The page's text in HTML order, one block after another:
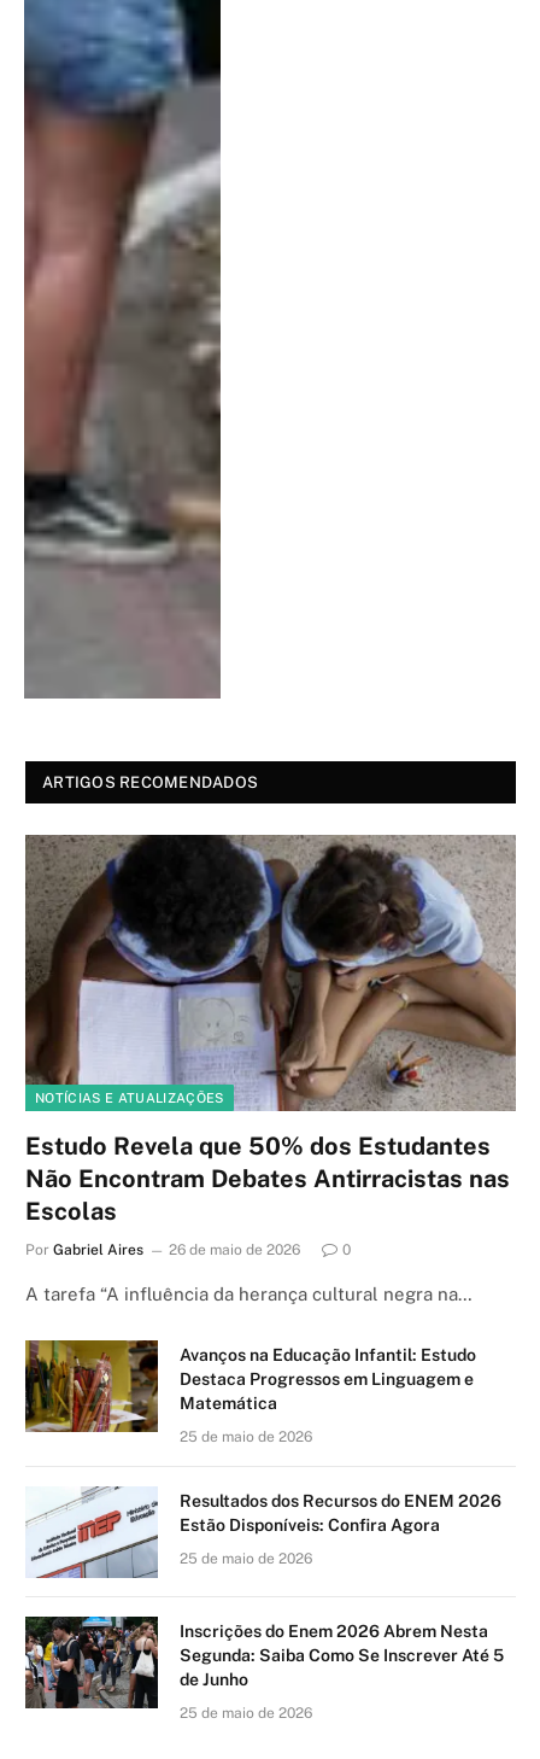
ARTIGOS RECOMENDADOS
NOTÍCIAS E ATUALIZAÇÕES
Estudo Revela que 50% dos Estudantes
Não Encontram Debates Antirracistas nas
Escolas
Por Gabriel Aires 26 de maio de 2026 0
A tarefa “A influência da herança cultural negra na…
Avanços na Educação Infantil: Estudo
Destaca Progressos em Linguagem e
Matemática
25 de maio de 2026
Resultados dos Recursos do ENEM 2026
Estão Disponíveis: Confira Agora
25 de maio de 2026
Inscrições do Enem 2026 Abrem Nesta
Segunda: Saiba Como Se Inscrever Até 5
de Junho
25 de maio de 2026